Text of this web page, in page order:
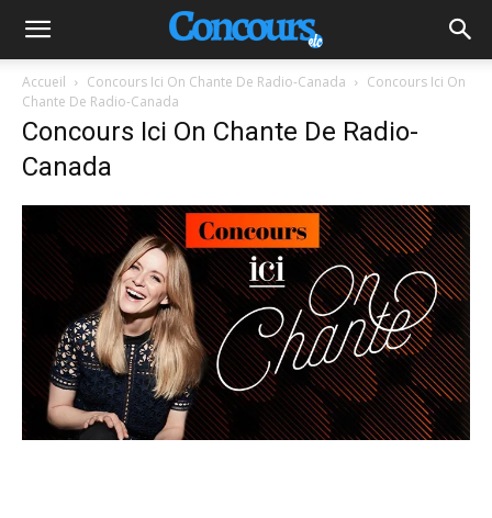
Accueil Concours Ici On Chante De Radio-Canada
Concours Ici On
Chante De Radio-Canada
Concours Ici On Chante De Radio-
Canada